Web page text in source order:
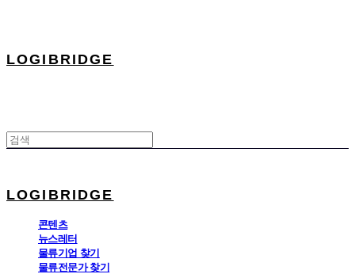
LOGIBRIDGE
LOGIBRIDGE
콘텐츠
뉴스레터
물류기업 찾기
물류전문가 찾기